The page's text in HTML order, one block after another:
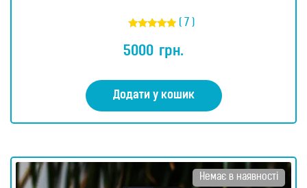
5.00
з 5
( 7 )
5000 грн.
Додати у кошик
Немає в наявності